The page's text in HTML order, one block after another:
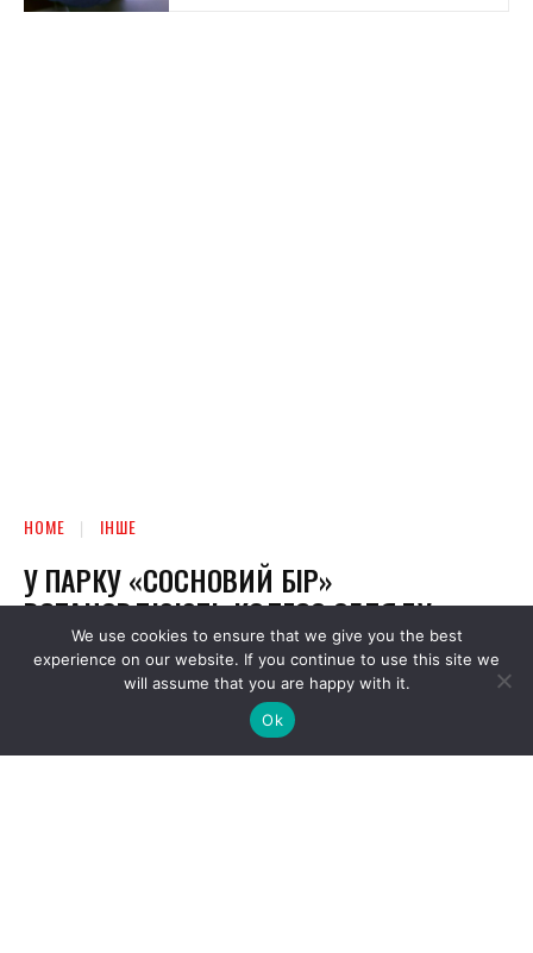
We use cookies to ensure that we give you the best
experience on our website. If you continue to use this site we
will assume that you are happy with it.
Ok